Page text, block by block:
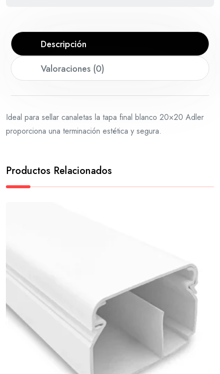
Descripción
Valoraciones (0)
Ideal para sellar canaletas la tapa final blanco 20×20 Adler
proporciona una terminación estética y segura.
Productos Relacionados